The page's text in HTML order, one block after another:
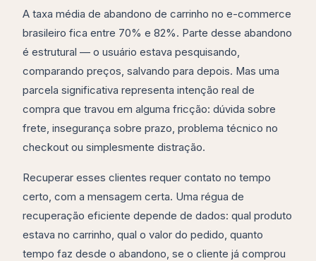
A taxa média de abandono de carrinho no e-commerce
brasileiro fica entre 70% e 82%. Parte desse abandono
é estrutural — o usuário estava pesquisando,
comparando preços, salvando para depois. Mas uma
parcela significativa representa intenção real de
compra que travou em alguma fricção: dúvida sobre
frete, insegurança sobre prazo, problema técnico no
checkout ou simplesmente distração.
Recuperar esses clientes requer contato no tempo
certo, com a mensagem certa. Uma régua de
recuperação eficiente depende de dados: qual produto
estava no carrinho, qual o valor do pedido, quanto
tempo faz desde o abandono, se o cliente já comprou